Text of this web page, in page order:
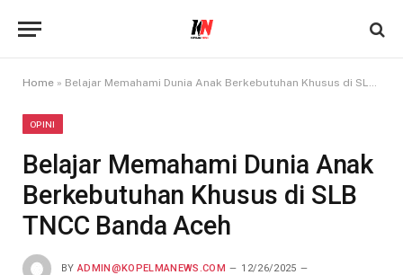
Home » Belajar Memahami Dunia Anak Berkebutuhan Khusus di SLB TNCC Banda Aceh
OPINI
Belajar Memahami Dunia Anak
Berkebutuhan Khusus di SLB
TNCC Banda Aceh
BY ADMIN@KOPELMANEWS.COM 12/26/2025